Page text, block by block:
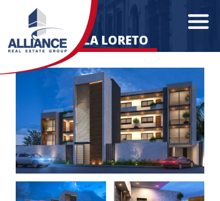
ISLA LORETO